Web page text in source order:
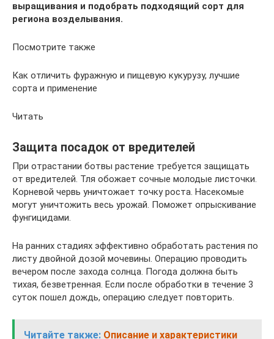
выращивания и подобрать подходящий сорт для
региона возделывания.
Посмотрите также
Как отличить фуражную и пищевую кукурузу, лучшие
сорта и применение
Читать
Защита посадок от вредителей
При отрастании ботвы растение требуется защищать
от вредителей. Тля обожает сочные молодые листочки.
Корневой червь уничтожает точку роста. Насекомые
могут уничтожить весь урожай. Поможет опрыскивание
фунгицидами.
На ранних стадиях эффективно обработать растения по
листу двойной дозой мочевины. Операцию проводить
вечером после захода солнца. Погода должна быть
тихая, безветренная. Если после обработки в течение 3
суток пошел дождь, операцию следует повторить.
Читайте также: Описание и характеристики